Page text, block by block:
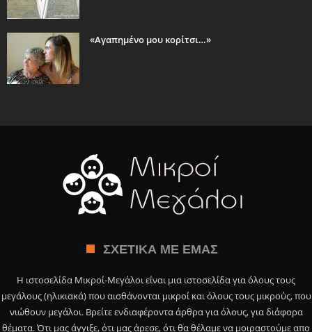
«Αγαπημένο μου κορίτσι…»
ΣΧΕΤΙΚΆ ΜΕ ΕΜΆΣ
Η ιστοσελίδα Μικροί-Μεγάλοι είναι μια ιστοσελίδα για όλους τους
μεγάλους (ηλικιακά) που αισθάνονται μικροί και όλους τους μικρούς, που
νιώθουν μεγάλοι. Βρείτε ενδιαφέροντα άρθρα για όλους, για διάφορα
θέματα. Ότι μας άγγιξε, ότι μας άρεσε, ότι θα θέλαμε να μοιραστούμε απο